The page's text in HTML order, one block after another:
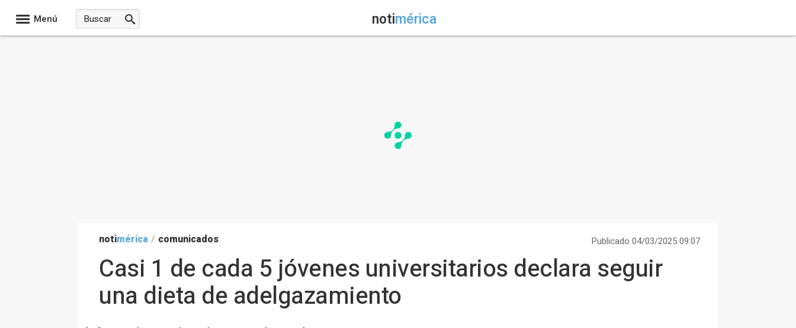
Menú notimérica
notimérica / comunicados Publicado 04/03/2025 09:07
Casi 1 de cada 5 jóvenes universitarios declara seguir
una dieta de adelgazamiento